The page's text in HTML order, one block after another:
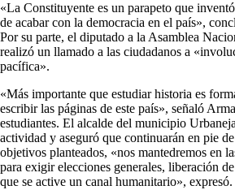
«La Constituyente es un parapeto que
de acabar con la democracia en el país»,
Por su parte, el diputado a la Asamblea
realizó un llamado a las ciudadanos a
pacífica».
«Más importante que estudiar historia es
escribir las páginas de este país», señaló
estudiantes. El alcalde del municipio
actividad y aseguró que continuarán en pie
objetivos planteados, «nos mantedremos en
para exigir elecciones generales, liberación
que se active un canal humanitario», expresó.